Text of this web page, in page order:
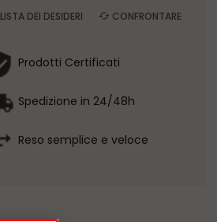
LISTA DEI DESIDERI CONFRONTARE
Prodotti Certificati
Spedizione in 24/48h
Reso semplice e veloce